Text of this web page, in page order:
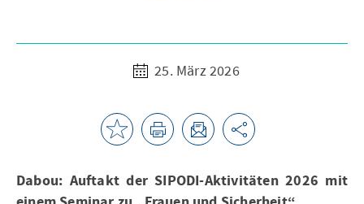
25. März 2026
Dabou: Auftakt der SIPODI-Aktivitäten 2026 mit